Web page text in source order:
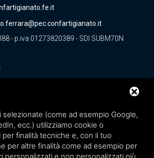
- p.iva 01273820389 - SDI SUBM70N
selezionate (come ad esempio Google,
ecc.) utilizziamo cookie o
finalità tecniche e, con il tuo
per altre finalità come ad esempio per